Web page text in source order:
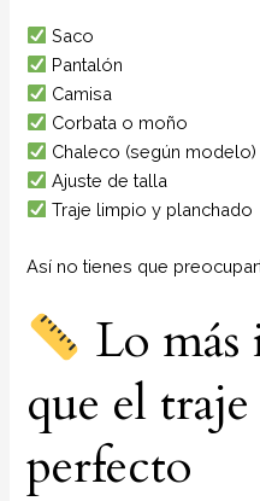
Saco
Pantalón
Camisa
Corbata o moño
Chaleco (según modelo)
Ajuste de talla
Traje limpio y planchado
Así no tienes que
Lo
que el
perfecto